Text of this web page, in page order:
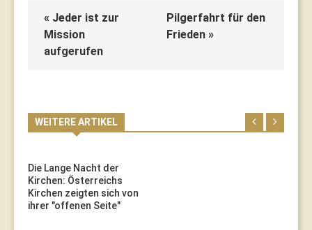
« Jeder ist zur
Mission
aufgerufen
Pilgerfahrt für den
Frieden »
WEITERE ARTIKEL
Die Lange Nacht der
Kirchen: Österreichs
Kirchen zeigten sich von
ihrer "offenen Seite"